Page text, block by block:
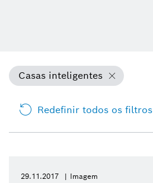
Casas inteligentes
Redefinir todos os filtros
29.11.2017 Imagem